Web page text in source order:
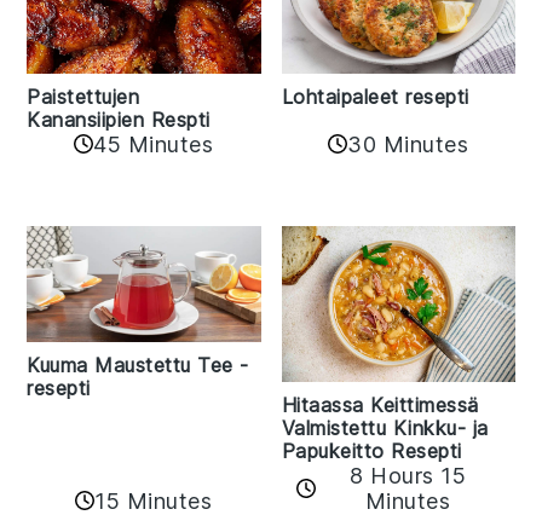
Paistettujen
Kanansiipien Respti
45 Minutes
Lohtaipaleet resepti
30 Minutes
Kuuma Maustettu Tee -
resepti
15 Minutes
Hitaassa Keittimessä
Valmistettu Kinkku- ja
Papukeitto Resepti
8 Hours 15
Minutes